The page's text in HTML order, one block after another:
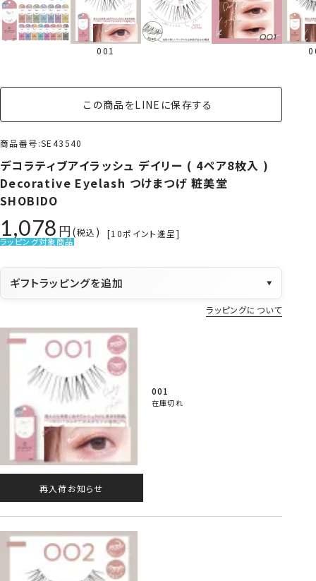
001
この商品をLINEに保存する
商品番号 SE43540
デコラティブアイラッシュ デイリー ( 4ペア8枚入 )
Decorative Eyelash つけまつげ 粧美堂
SHOBIDO
1,078 税込 [10ポイント進呈]
ラッピング対象商品
ギフトラッピングを追加 ▼
ラッピングについて
001
在庫切れ
再入荷お知らせ